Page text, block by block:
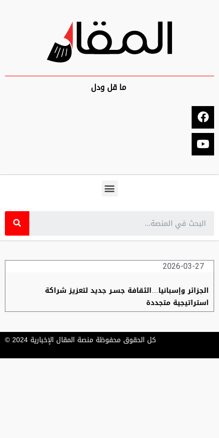
ما قل ودل
2026-03-27
الجزائر وإسبانيا…الثقافة جسـر جديد لتعزيز شراكة
استراتيجية متجددة
كل الحقوق محفوظة منصة المقال الإخبارية 2024 ©